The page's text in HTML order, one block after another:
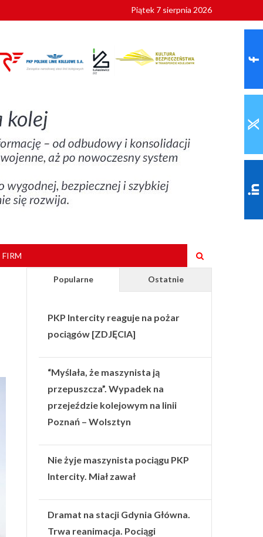
Piątek 7 sierpnia 2026
Popularne Ostatnie
PKP Intercity reaguje na pożar
pociągów [ZDJĘCIA]
“Myślała, że maszynista ją
przepuszcza”. Wypadek na
przejeździe kolejowym na linii
Poznań – Wolsztyn
Nie żyje maszynista pociągu PKP
Intercity. Miał zawał
Dramat na stacji Gdynia Główna.
Trwa reanimacja. Pociągi